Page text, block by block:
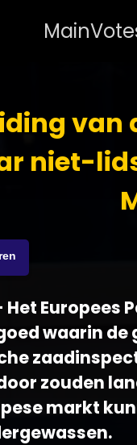
Main
van
niet-
Het
waarin
zouden
markt